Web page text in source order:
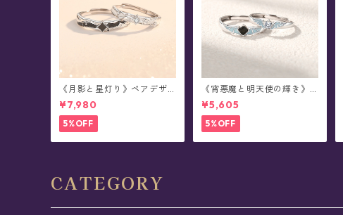
《月影と星灯り》ペアデザ
イン・シルバーリング
¥7,980
5%OFF
《宵悪魔と明天使の輝き》
ペアデザイン・蓄光シルバ
ーリング(全2種)
¥5,605
5%OFF
CATEGORY